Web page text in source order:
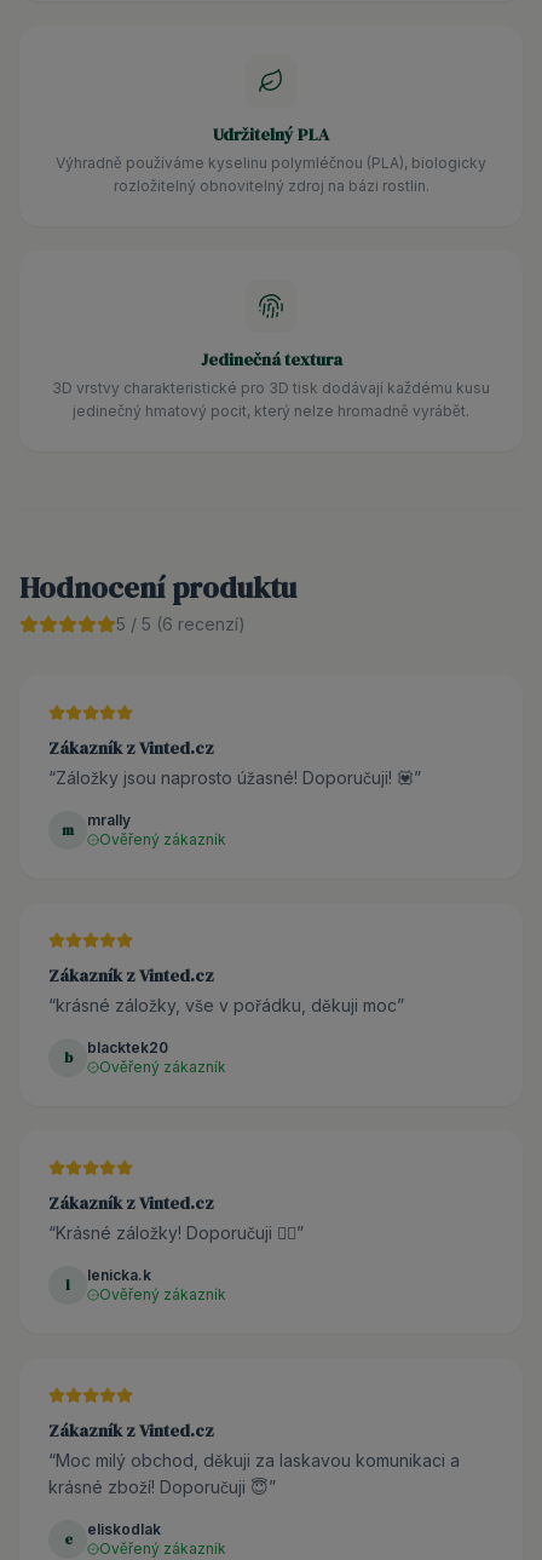
Udržitelný PLA
Výhradně používáme kyselinu polymléčnou (PLA), biologicky
rozložitelný obnovitelný zdroj na bázi rostlin.
Jedinečná textura
3D vrstvy charakteristické pro 3D tisk dodávají každému kusu
jedinečný hmatový pocit, který nelze hromadně vyrábět.
Hodnocení produktu
5 / 5 (6 recenzí)
Zákazník z Vinted.cz
“Záložky jsou naprosto úžasné! Doporučuji! 💟”
m
mrally
Ověřený zákazník
Zákazník z Vinted.cz
“krásné záložky, vše v pořádku, děkuji moc”
b
blacktek20
Ověřený zákazník
Zákazník z Vinted.cz
“Krásné záložky! Doporučuji 👌🏼”
l
lenicka.k
Ověřený zákazník
Zákazník z Vinted.cz
“Moc milý obchod, děkuji za laskavou komunikaci a
krásné zboží! Doporučuji 😇”
e
eliskodlak
Ověřený zákazník